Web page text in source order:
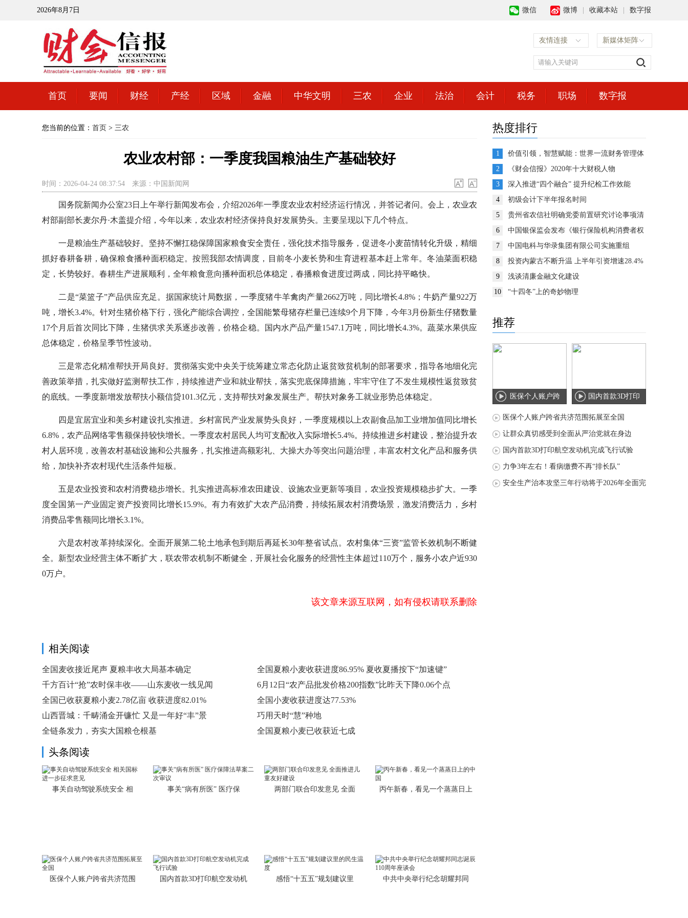
2026年8月7日 微信 微博 收藏本站 数字报
友情连接 新媒体矩阵
首页 要闻 财经 产经 区域 金融 中华文明 三农 企业 法治 会计 税务 职场 数字报
您当前的位置： 首页 > 三农
农业农村部：一季度我国粮油生产基础较好
时间：2026-04-24 08:37:54 来源：中国新闻网
国务院新闻办公室23日上午举行新闻发布会，介绍2026年一季度农业农村经济运行情况，并答记者问。会上，农业农
村部副部长麦尔丹·木盖提介绍，今年以来，农业农村经济保持良好发展势头。主要呈现以下几个特点。
一是粮油生产基础较好。坚持不懈扛稳保障国家粮食安全责任，强化技术指导服务，促进冬小麦苗情转化升级，精细
抓好春耕备耕，确保粮食播种面积稳定。按照我部农情调度，目前冬小麦长势和生育进程基本赶上常年。冬油菜面积稳
定，长势较好。春耕生产进展顺利，全年粮食意向播种面积总体稳定，春播粮食进度过两成，同比持平略快。
二是“菜篮子”产品供应充足。据国家统计局数据，一季度猪牛羊禽肉产量2662万吨，同比增长4.8%；牛奶产量922万
吨，增长3.4%。针对生猪价格下行，强化产能综合调控，全国能繁母猪存栏量已连续9个月下降，今年3月份新生仔猪数量
17个月后首次同比下降，生猪供求关系逐步改善，价格企稳。国内水产品产量1547.1万吨，同比增长4.3%。蔬菜水果供应
总体稳定，价格呈季节性波动。
三是常态化精准帮扶开局良好。贯彻落实党中央关于统筹建立常态化防止返贫致贫机制的部署要求，指导各地细化完
善政策举措，扎实做好监测帮扶工作，持续推进产业和就业帮扶，落实兜底保障措施，牢牢守住了不发生规模性返贫致贫
的底线。一季度新增发放帮扶小额信贷101.3亿元，支持帮扶对象发展生产。帮扶对象务工就业形势总体稳定。
四是宜居宜业和美乡村建设扎实推进。乡村富民产业发展势头良好，一季度规模以上农副食品加工业增加值同比增长
6.8%，农产品网络零售额保持较快增长。一季度农村居民人均可支配收入实际增长5.4%。持续推进乡村建设，整治提升农
村人居环境，改善农村基础设施和公共服务，扎实推进高额彩礼、大操大办等突出问题治理，丰富农村文化产品和服务供
给，加快补齐农村现代生活条件短板。
五是农业投资和农村消费稳步增长。扎实推进高标准农田建设、设施农业更新等项目，农业投资规模稳步扩大。一季
度全国第一产业固定资产投资同比增长15.9%。有力有效扩大农产品消费，持续拓展农村消费场景，激发消费活力，乡村
消费品零售额同比增长3.1%。
六是农村改革持续深化。全面开展第二轮土地承包到期后再延长30年整省试点。农村集体“三资”监管长效机制不断健
全。新型农业经营主体不断扩大，联农带农机制不断健全，开展社会化服务的经营性主体超过110万个，服务小农户近930
0万户。
该文章来源互联网，如有侵权请联系删除
相关阅读
全国麦收接近尾声 夏粮丰收大局基本确定
全国夏粮小麦收获进度86.95% 夏收夏播按下“加速键”
千方百计“抢”农时保丰收——山东麦收一线见闻
6月12日“农产品批发价格200指数”比昨天下降0.06个点
全国已收获夏粮小麦2.78亿亩 收获进度82.01%
全国小麦收获进度达77.53%
山西晋城：千畴涌金开镰忙 又是一年好“丰”景
巧用天时“慧”种地
全链条发力，夯实大国粮仓根基
全国夏粮小麦已收获近七成
头条阅读
事关自动驾驶系统安全 相 事关“病有所医” 医疗保 两部门联合印发意见 全面 丙午新春，看见一个蒸蒸日上
医保个人账户跨省共济范围 国内首款3D打印航空发动机 感悟“十五五”规划建议里 中共中央举行纪念胡耀邦同
热度排行
1
价值引领，智慧赋能：世界一流财务管理体
系建设的思考与展望
2
《财会信报》2020年十大财税人物
3
深入推进“四个融合” 提升纪检工作效能
4
初级会计下半年报名时间
5
贵州省农信社明确党委前置研究讨论事项清
单推动企业决策高效运转
6
中国银保监会发布《银行保险机构消费者权
益保护监管评价办法》
7
中国电科与华录集团有限公司实施重组
8
投资内蒙古不断升温 上半年引资增速28.4%
9
浅谈清廉金融文化建设
10
“十四冬”上的奇妙物理
推荐
医保个人账户跨
省共济范围拓展
国内首款3D打印
航空发动机完成
医保个人账户跨省共济范围拓展至全国
让群众真切感受到全面从严治党就在身边
国内首款3D打印航空发动机完成飞行试验
力争3年左右！看病缴费不再“排长队”
安全生产治本攻坚三年行动将于2026年全面完